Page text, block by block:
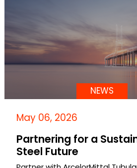
NEWS
May 06, 2026
Partnering for a
Steel Future